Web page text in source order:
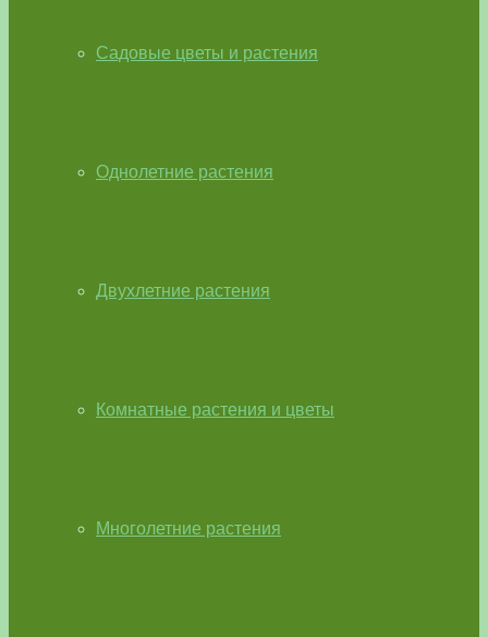
Садовые цветы и растения
Однолетние растения
Двухлетние растения
Комнатные растения и цветы
Многолетние растения